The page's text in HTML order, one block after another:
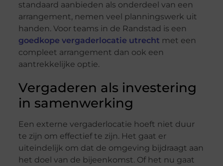
standaard aanbieden als onderdeel van een
arrangement, nemen veel planningswerk uit
handen. Voor teams in de Randstad is een
goedkope vergaderlocatie utrecht met een
compleet arrangement dan ook een
aantrekkelijke optie.
Vergaderen als investering
in samenwerking
Een externe vergaderlocatie hoeft niet duur
te zijn om effectief te zijn. Het gaat er
uiteindelijk om dat de omgeving bijdraagt aan
het doel van de bijeenkomst. Of het nu gaat